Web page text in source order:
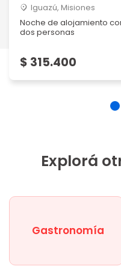
Iguazú, Misiones
Noche de alojamiento
dos personas
$ 315.400
Explorá
Gastronomía